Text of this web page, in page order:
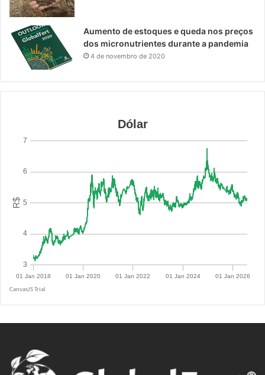
Aumento de estoques e queda nos preços
dos micronutrientes durante a pandemia
4 de novembro de 2020